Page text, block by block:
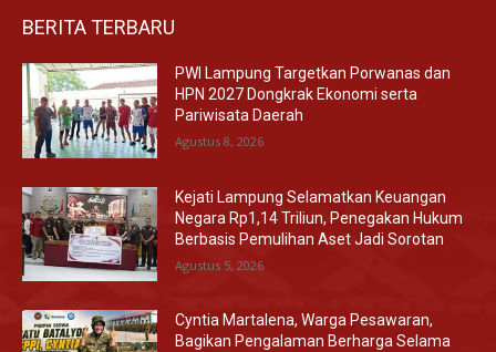
BERITA TERBARU
PWI Lampung Targetkan Porwanas dan
HPN 2027 Dongkrak Ekonomi serta
Pariwisata Daerah
Agustus 8, 2026
Kejati Lampung Selamatkan Keuangan
Negara Rp1,14 Triliun, Penegakan Hukum
Berbasis Pemulihan Aset Jadi Sorotan
Agustus 5, 2026
Cyntia Martalena, Warga Pesawaran,
Bagikan Pengalaman Berharga Selama